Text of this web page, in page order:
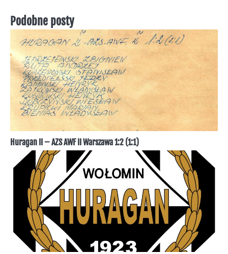
Podobne posty
Huragan II – AZS AWF II Warszawa 1:2 (1:1)